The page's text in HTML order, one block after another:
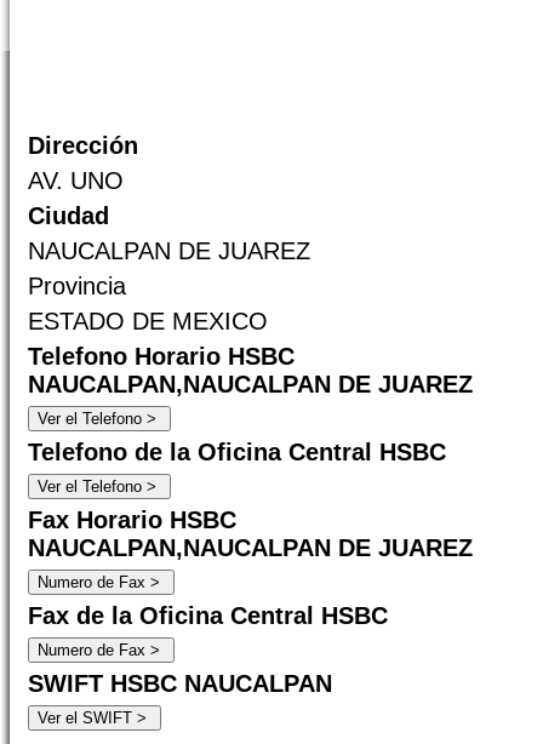
Dirección
AV. UNO
Ciudad
NAUCALPAN DE JUAREZ
Provincia
ESTADO DE MEXICO
Telefono Horario HSBC
NAUCALPAN,NAUCALPAN DE JUAREZ
Telefono de la Oficina Central HSBC
Fax Horario HSBC
NAUCALPAN,NAUCALPAN DE JUAREZ
Fax de la Oficina Central HSBC
SWIFT HSBC NAUCALPAN